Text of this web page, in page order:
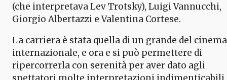
(che interpretava Lev Trotsky), Luigi Vannucchi,
Giorgio Albertazzi e Valentina Cortese.
La carriera è stata quella di un grande del cinema
internazionale, e ora e si può permettere di
ripercorrerla con serenità per aver dato agli
spettatori molte interpretazioni indimenticabili.